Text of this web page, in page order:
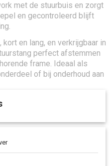
met de stuurbuis en zorgt
en gecontroleerd blijft
en lang, en verkrijgbaar in
perfect afstemmen
frame. Ideaal als
of bij onderhoud aan
meegeleverd en zijn
je Cargobike van Bakfiets.nl?
en nauwkeurige besturing.